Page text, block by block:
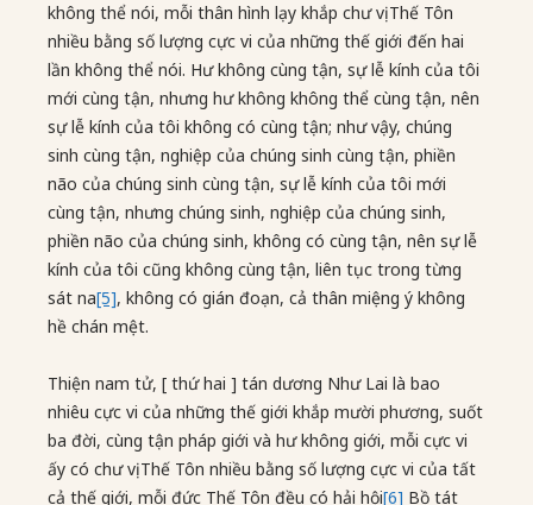
không thể nói, mỗi thân hình lạy khắp chư vị Thế Tôn
nhiều bằng số lượng cực vi của những thế giới đến hai
lần không thể nói. Hư không cùng tận, sự lễ kính của tôi
mới cùng tận, nhưng hư không không thể cùng tận, nên
sự lễ kính của tôi không có cùng tận; như vậy, chúng
sinh cùng tận, nghiệp của chúng sinh cùng tận, phiền
não của chúng sinh cùng tận, sự lễ kính của tôi mới
cùng tận, nhưng chúng sinh, nghiệp của chúng sinh,
phiền não của chúng sinh, không có cùng tận, nên sự lễ
kính của tôi cũng không cùng tận, liên tục trong từng
sát na[5], không có gián đoạn, cả thân miệng ý không
hề chán mệt.
Thiện nam tử, [ thứ hai ] tán dương Như Lai là bao
nhiêu cực vi của những thế giới khắp mười phương, suốt
ba đời, cùng tận pháp giới và hư không giới, mỗi cực vi
ấy có chư vị Thế Tôn nhiều bằng số lượng cực vi của tất
cả thế giới, mỗi đức Thế Tôn đều có hải hội[6] Bồ tát